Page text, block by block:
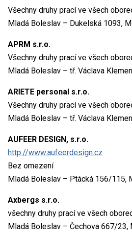
Všechny druhy prací ve všech
Mladá Boleslav – Dukelská 1093,
APRM s.r.o.
Všechny druhy prací ve všech
Mladá Boleslav – tř. Václava
ARIETE personal s.r.o.
Všechny druhy prací ve všech
Mladá Boleslav – tř. Václava
AUFEER DESIGN, s.r.o.
http://www.aufeerdesign.cz
Bez omezení
Mladá Boleslav – Ptácká 156/115,
Axbergs s.r.o.
všechny druhy prací ve všech
Mladá Boleslav – Čechova 667/